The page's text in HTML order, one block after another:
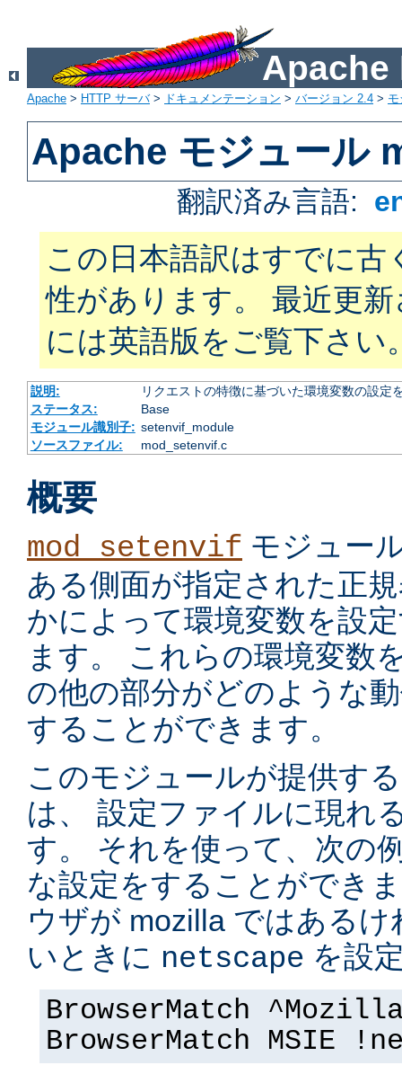
Apache
Apache > HTTP サーバ> ドキュメンテーション > バージョン 2.4 >
Apache モジュール
翻訳済み言語:
この日本語訳はすでに古
性があります。 最近更
には英語版をご覧下さい
説明:
リクエストの特徴に基づいた環境変数の設定
ステータス:
Base
モジュール識別子: setenvif_module
ソースファイル:
mod_setenvif.c
概要
mod_setenvif モジュー
ある側面が指定された正
かによって環境変数を設
ます。 これらの環境変数
の他の部分がどのような
することができます。
このモジュールが提供す
は、 設定ファイルに現れ
す。 それを使って、次の
な設定をすることができ
ウザが mozilla ではある
いときに netscape を設
BrowserMatch
BrowserMatch MSIE